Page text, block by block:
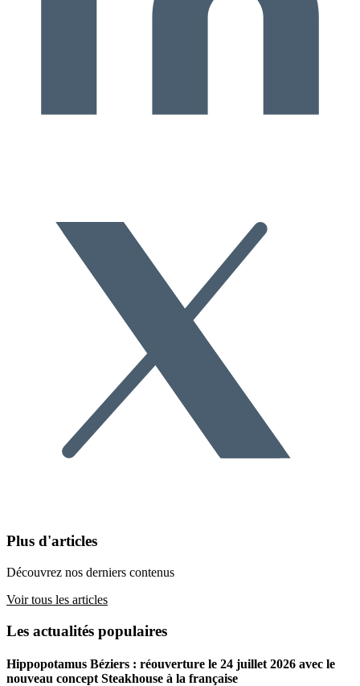
Plus d'articles
Découvrez nos derniers contenus
Voir tous les articles
Les actualités populaires
Hippopotamus Béziers : réouverture le 24 juillet 2026 avec le
nouveau concept Steakhouse à la française